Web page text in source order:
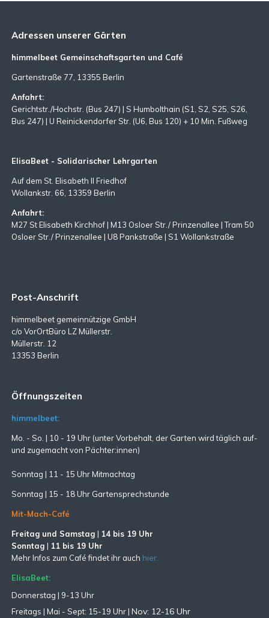
Adressen unserer Gärten
himmelbeet Gemeinschaftsgarten und Café
Gartenstraße 77, 13355 Berlin
Anfahrt:
Gerichtstr./Hochstr. (Bus 247) | S Humbolthain (S1, S2, S25, S26,
Bus 247) | U Reinickendorfer Str. (U6, Bus 120) + 10 Min. Fußweg
ElisaBeet - Solidarischer Lehrgarten
Auf dem St. Elisabeth II Friedhof
Wollankstr. 66, 13359 Berlin
Anfahrt:
M27 St Elisabeth Kirchhof | M13 Osloer Str./ Prinzenallee | Tram 50
Osloer Str./ Prinzenallee | U8 Pankstraße | S1 Wollankstraße
Post-Anschrift
himmelbeet gemeinnützige GmbH
c/o VorOrtBüro LZ Müllerstr.
Müllerstr. 12
13353 Berlin
Öffnungszeiten
himmelbeet:
Mo. - So. | 10 - 19 Uhr (unter Vorbehalt, der Garten wird täglich auf-
und zugemachtvon Pächter:innen)
Sonntag | 11 - 15 Uhr Mitmachtag
Sonntag | 15 - 18 Uhr Gartensprechstunde
Mit-Mach-Café
Freitag und Samstag | 14 bis 19 Uhr
Sonntag | 11 bis 19 Uhr
Mehr Infos zum Café findet ihr auch hier.
ElisaBeet:
Donnerstag | 9-13 Uhr
Freitags | Mai - Sept: 15-19 Uhr | Nov: 12-16 Uhr